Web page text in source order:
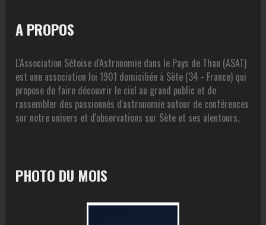
A PROPOS
L'Association Sétoise d'Astronomie dans le Pays de Thau (ASAT)
est une association loi 1901 domiciliée à Sète (34 - France) qui
propose de faire découvrir le ciel au grand public et de
rassembler des passionnés d'astronomie autour de conférences
sur notre univers et d'observations sur Sète et ses alentours.
PHOTO DU MOIS